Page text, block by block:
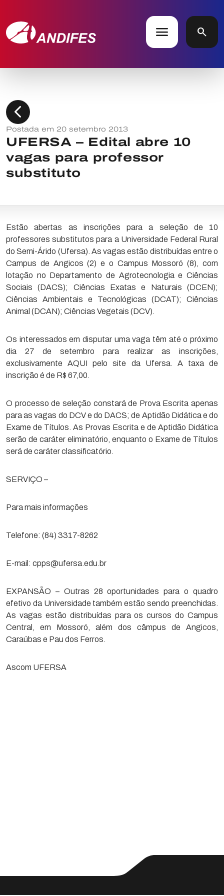
menu search
chevron_left
Postada em 20 setembro 2013
UFERSA – Edital abre 10
vagas para professor
substituto
Estão abertas as inscrições para a seleção de 10
professores substitutos para a Universidade Federal Rural
do Semi-Árido (Ufersa). As vagas estão distribuídas entre o
Campus de Angicos (2) e o Campus Mossoró (8), com
lotação no Departamento de Agrotecnologia e Ciências
Sociais (DACS); Ciências Exatas e Naturais (DCEN);
Ciências Ambientais e Tecnológicas (DCAT); Ciências
Animal (DCAN); Ciências Vegetais (DCV).
Os interessados em disputar uma vaga têm até o próximo
dia 27 de setembro para realizar as inscrições,
exclusivamente AQUI pelo site da Ufersa. A taxa de
inscrição é de R$ 67,00.
O processo de seleção constará de Prova Escrita apenas
para as vagas do DCV e do DACS; de Aptidão Didática e do
Exame de Títulos. As Provas Escrita e de Aptidão Didática
serão de caráter eliminatório, enquanto o Exame de Títulos
será de caráter classificatório.
SERVIÇO –
Para mais informações
Telefone: (84) 3317-8262
E-mail: cpps@ufersa.edu.br
EXPANSÃO – Outras 28 oportunidades para o quadro
efetivo da Universidade também estão sendo preenchidas.
As vagas estão distribuídas para os cursos do Campus
Central, em Mossoró, além dos câmpus de Angicos,
Caraúbas e Pau dos Ferros.
Ascom UFERSA